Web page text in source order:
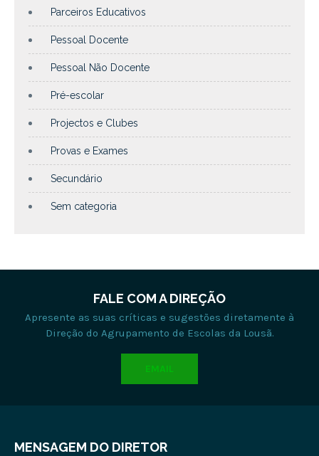
Parceiros Educativos
Pessoal Docente
Pessoal Não Docente
Pré-escolar
Projectos e Clubes
Provas e Exames
Secundário
Sem categoria
FALE COM A DIREÇÃO
Apresente as suas críticas e sugestões diretamente à
Direção do Agrupamento de Escolas da Lousã.
EMAIL
MENSAGEM DO DIRETOR